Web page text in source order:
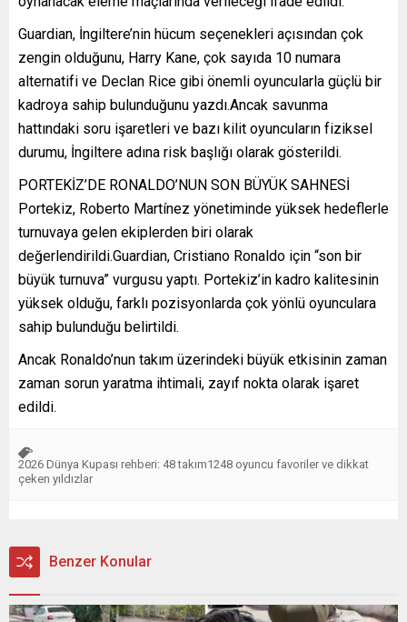
Guardian, İngiltere’nin hücum seçenekleri açısından çok
zengin olduğunu, Harry Kane, çok sayıda 10 numara
alternatifi ve Declan Rice gibi önemli oyuncularla güçlü bir
kadroya sahip bulunduğunu yazdı.Ancak savunma
hattındaki soru işaretleri ve bazı kilit oyuncuların fiziksel
durumu, İngiltere adına risk başlığı olarak gösterildi.
PORTEKİZ’DE RONALDO’NUN SON BÜYÜK SAHNESİ
Portekiz, Roberto Martínez yönetiminde yüksek hedeflerle
turnuvaya gelen ekiplerden biri olarak
değerlendirildi.Guardian, Cristiano Ronaldo için “son bir
büyük turnuva” vurgusu yaptı. Portekiz’in kadro kalitesinin
yüksek olduğu, farklı pozisyonlarda çok yönlü oyunculara
sahip bulunduğu belirtildi.
Ancak Ronaldo’nun takım üzerindeki büyük etkisinin zaman
zaman sorun yaratma ihtimali, zayıf nokta olarak işaret
edildi.
2026 Dünya Kupası rehberi: 48 takım1248 oyuncu favoriler ve dikkat
çeken yıldızlar
Benzer Konular